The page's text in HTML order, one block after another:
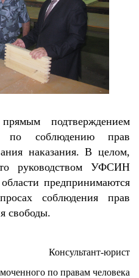
подтверждением
по соблюдению прав
наказания. В целом,
руководством УФСИН
предпринимаются
соблюдения прав
свободы.
Консультант-юрист
по правам человека